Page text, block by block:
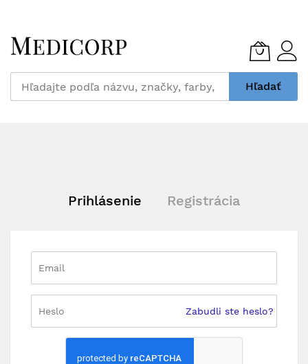
to
Content
Hľadať
Prihlásenie Registrácia
Zabudli ste heslo?